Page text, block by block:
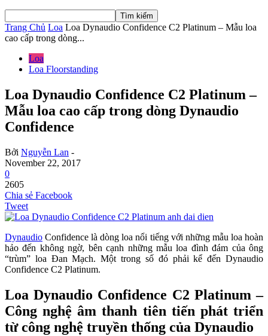
Trang Chủ Loa Loa Dynaudio Confidence C2 Platinum – Mẫu loa
cao cấp trong dòng...
Loa
Loa Floorstanding
Loa Dynaudio Confidence C2 Platinum –
Mẫu loa cao cấp trong dòng Dynaudio
Confidence
Bởi Nguyễn Lan -
November 22, 2017
0
2605
Chia sẻ Facebook
Tweet
Dynaudio Confidence là dòng loa nổi tiếng với những mẫu loa hoàn
hảo đến không ngờ, bên cạnh những mẫu loa đình đám của ông
“trùm” loa Đan Mạch. Một trong số đó phải kể đến Dynaudio
Confidence C2 Platinum.
Loa Dynaudio Confidence C2 Platinum –
Công nghệ âm thanh tiên tiến phát triển
từ công nghệ truyền thống của Dynaudio